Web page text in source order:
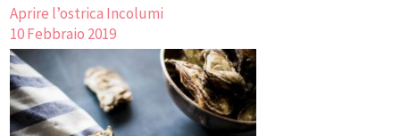
Aprire l’ostrica Incolumi
10 Febbraio 2019